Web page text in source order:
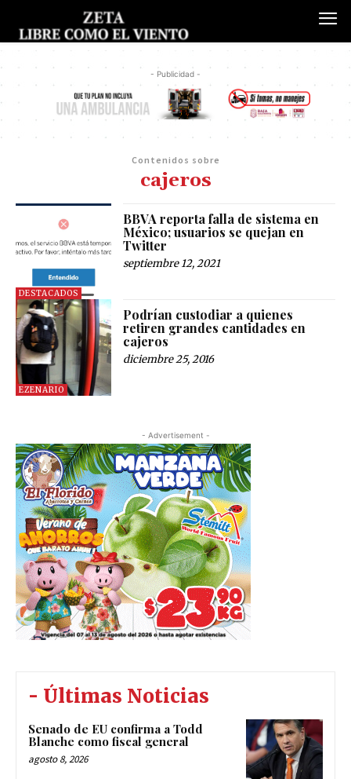
- Publicidad -
Contenidos sobre
cajeros
DESTACADOS
BBVA reporta falla de sistema en
México; usuarios se quejan en
Twitter
septiembre 12, 2021
EZENARIO
Podrían custodiar a quienes
retiren grandes cantidades en
cajeros
diciembre 25, 2016
- Advertisement -
- Últimas Noticias
Senado de EU confirma a Todd
Blanche como fiscal general
agosto 8, 2026